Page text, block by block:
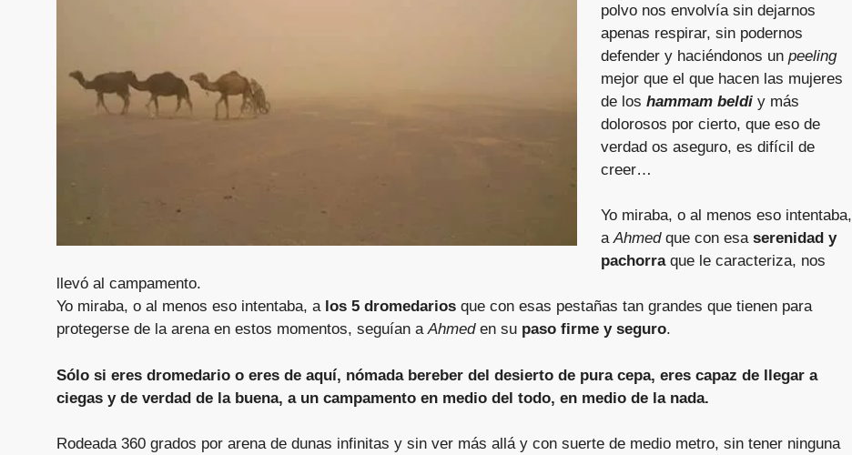
polvo nos envolvía sin dejarnos
apenas respirar, sin podernos
defender y haciéndonos un peeling
mejor que el que hacen las mujeres
de los hammam beldiy más
dolorosos por cierto, que eso de
verdad os aseguro, es difícil de
creer…
Yo miraba, o al menos eso intentaba,
aAhmedque con esa serenidad y
pachorraque le caracteriza, nos
llevó al campamento.
Yo miraba, o al menos eso intentaba, a los 5 dromedarios que con esas pestañas tan grandes que tienen para
protegerse de la arena en estos momentos, seguían aAhmeden su paso firme y seguro.
Sólo si eres dromedario o eres de aquí, nómada bereber del desierto de pura cepa, eres capaz de llegar a
ciegas y de verdad de la buena, a un campamento en medio del todo, en medio de la nada.
Rodeada 360 grados por arena de dunas infinitas y sin ver más allá y con suerte de medio metro, sin tener ninguna